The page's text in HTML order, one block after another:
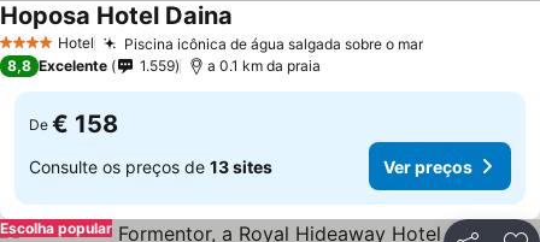
4 EstrelasHotel Piscina icônica de água salgada sobre o mar
Hoposa Hotel Daina
8,8 Excelente 1.559 a 0.1 km da praia
De € 158
Consulte os preços de 13 sites Ver preços
Escolha popular